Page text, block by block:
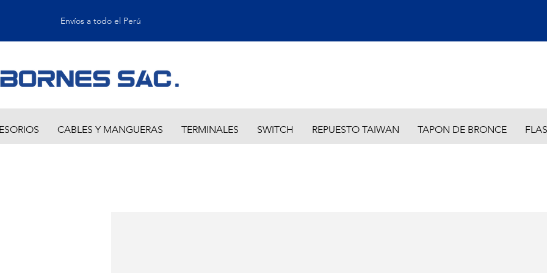
CABLES Y MANGUERAS TERMINALES SWITCH REPUESTO TAIWAN TAPON DE BRONCE
Envíos a todo el Perú